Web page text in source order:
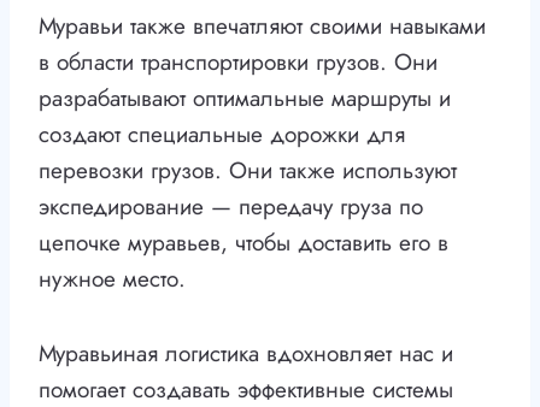
Муравьи также впечатляют своими навыками
в области транспортировки грузов. Они
разрабатывают оптимальные маршруты и
создают специальные дорожки для
перевозки грузов. Они также используют
экспедирование — передачу груза по
цепочке муравьев, чтобы доставить его в
нужное место.
Муравьиная логистика вдохновляет нас и
помогает создавать эффективные системы